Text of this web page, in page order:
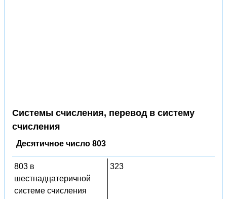
Системы счисления, перевод в систему
счисления
Десятичное число 803
803 в
шестнадцатеричной
системе счисления
323